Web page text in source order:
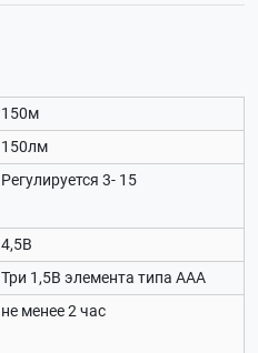
150м
150лм
Регулируется 3- 15
4,5В
Три 1,5В элемента типа ААА
не менее 2 час